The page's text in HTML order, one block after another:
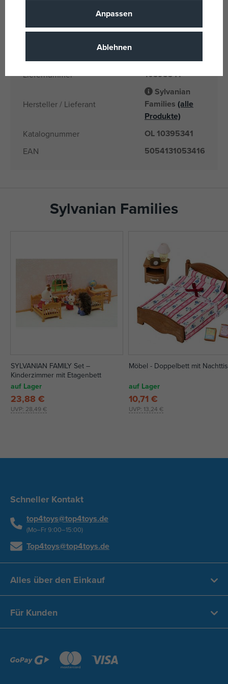
Liefernummer 10395341
Hersteller / Lieferant
Sylvanian
Families (alle
Produkte)
Katalognummer OL 10395341
EAN 5054131053416
Sylvanian Families
SYLVANIAN FAMILY Set –
Kinderzimmer mit Etagenbett
auf Lager
UVP: 28,49 €
23,88 €
Möbel - Doppelbett mit
auf Lager
UVP: 13,24 €
10,71 €
Schneller Kontakt
top4toys@top4toys.de
(Mo–Fr 9:00–15:00)
Top4toys@top4toys.de
Alles über den Einkauf
Für Kunden
Anpassen
Ablehnen